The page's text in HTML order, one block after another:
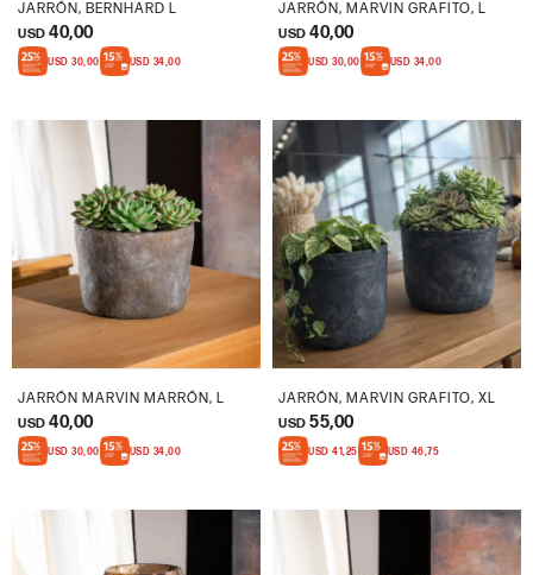
JARRÓN, BERNHARD L
USD 40,00
USD 30,00 USD 34,00
JARRÓN, MARVIN GRAFITO, L
USD 40,00
USD 30,00 USD 34,00
JARRÓN MARVIN MARRÓN, L
USD 40,00
USD 30,00 USD 34,00
JARRÓN, MARVIN GRAFITO, XL
USD 55,00
USD 41,25 USD 46,75